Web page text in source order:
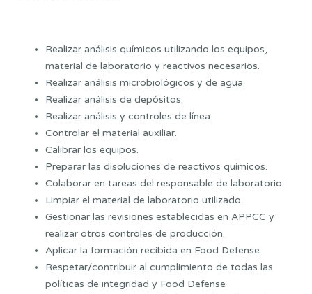
Realizar análisis químicos utilizando los equipos,
material de laboratorio y reactivos necesarios.
Realizar análisis microbiológicos y de agua.
Realizar análisis de depósitos.
Realizar análisis y controles de línea.
Controlar el material auxiliar.
Calibrar los equipos.
Preparar las disoluciones de reactivos químicos.
Colaborar en tareas del responsable de laboratorio
Limpiar el material de laboratorio utilizado.
Gestionar las revisiones establecidas en APPCC y
realizar otros controles de producción.
Aplicar la formación recibida en Food Defense.
Respetar/contribuir al cumplimiento de todas las
políticas de integridad y Food Defense